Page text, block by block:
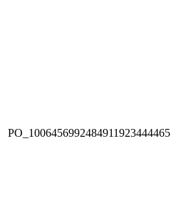
PO_1006456992484911923444465